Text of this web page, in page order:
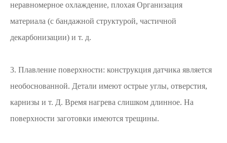
неравномерное охлаждение, плохая Организация
материала (с бандажной структурой, частичной
декарбонизации) и т. д.
3. Плавление поверхности: конструкция датчика является
необоснованной. Детали имеют острые углы, отверстия,
карнизы и т. Д. Время нагрева слишком длинное. На
поверхности заготовки имеются трещины.